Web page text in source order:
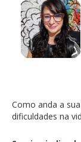
Como anda a
dificuldades na